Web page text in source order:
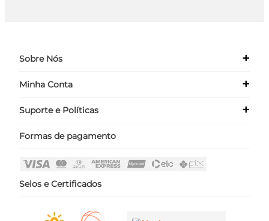
Sobre Nós +
Quem Somos
Minha Conta +
Meus Dados
Suporte e Políticas +
Políticas
Fale Conosco
Formas de pagamento
Selos e Certificados